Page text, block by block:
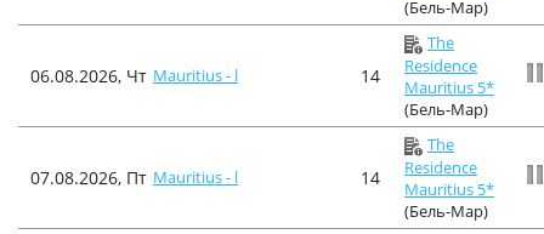
(Бель-Мар)
06.08.2026, Чт Mauritius - l 14
The
Residence
Mauritius 5*
(Бель-Мар)
07.08.2026, Пт Mauritius - l 14
The
Residence
Mauritius 5*
(Бель-Мар)